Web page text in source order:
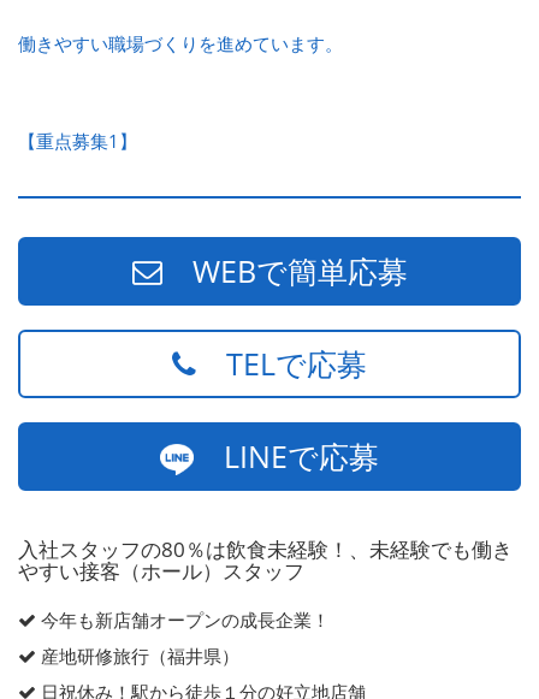
働きやすい職場づくりを進めています。
【重点募集1】
WEBで簡単応募
TELで応募
LINEで応募
入社スタッフの80％は飲食未経験！、未経験でも働き
やすい接客（ホール）スタッフ
今年も新店舗オープンの成長企業！
産地研修旅行（福井県）
日祝休み！駅から徒歩１分の好立地店舗